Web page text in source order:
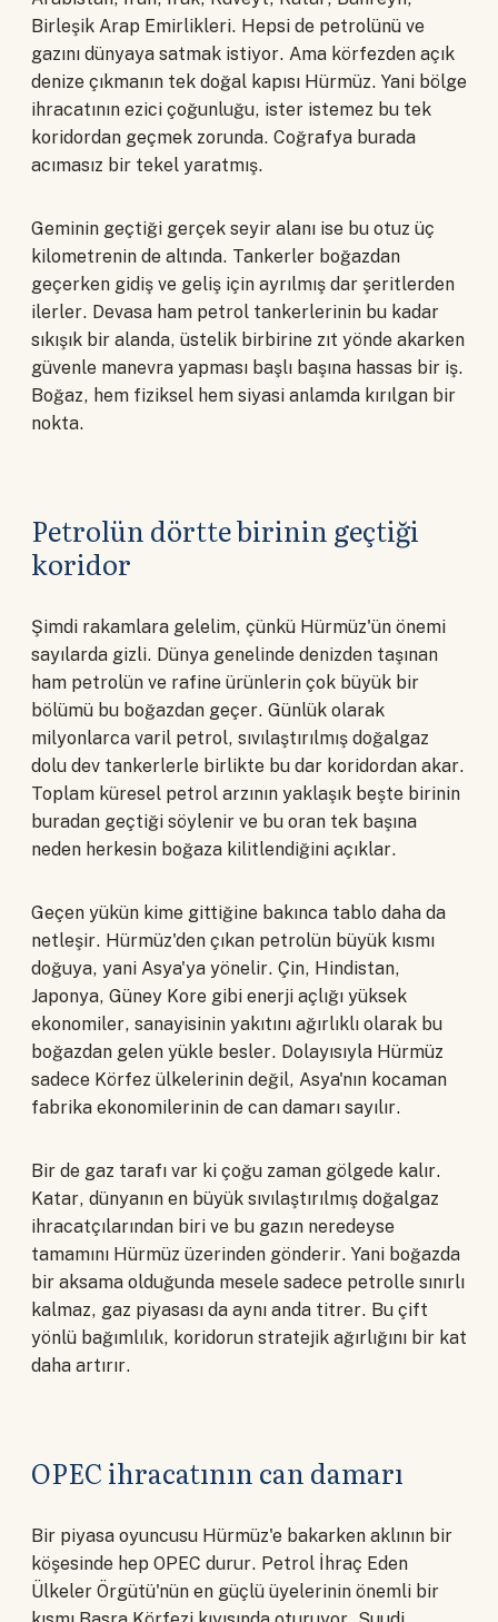
Birleşik Arap Emirlikleri. Hepsi de petrolünü ve
gazını dünyaya satmak istiyor. Ama körfezden açık
denize çıkmanın tek doğal kapısı Hürmüz. Yani bölge
ihracatının ezici çoğunluğu, ister istemez bu tek
koridordan geçmek zorunda. Coğrafya burada
acımasız bir tekel yaratmış.
Geminin geçtiği gerçek seyir alanı ise bu otuz üç
kilometrenin de altında. Tankerler boğazdan
geçerken gidiş ve geliş için ayrılmış dar şeritlerden
ilerler. Devasa ham petrol tankerlerinin bu kadar
sıkışık bir alanda, üstelik birbirine zıt yönde akarken
güvenle manevra yapması başlı başına hassas bir iş.
Boğaz, hem fiziksel hem siyasi anlamda kırılgan bir
nokta.
Petrolün dörtte birinin geçtiği
koridor
Şimdi rakamlara gelelim, çünkü Hürmüz'ün önemi
sayılarda gizli. Dünya genelinde denizden taşınan
ham petrolün ve rafine ürünlerin çok büyük bir
bölümü bu boğazdan geçer. Günlük olarak
milyonlarca varil petrol, sıvılaştırılmış doğalgaz
dolu dev tankerlerle birlikte bu dar koridordan akar.
Toplam küresel petrol arzının yaklaşık beşte birinin
buradan geçtiği söylenir ve bu oran tek başına
neden herkesin boğaza kilitlendiğini açıklar.
Geçen yükün kime gittiğine bakınca tablo daha da
netleşir. Hürmüz'den çıkan petrolün büyük kısmı
doğuya, yani Asya'ya yönelir. Çin, Hindistan,
Japonya, Güney Kore gibi enerji açlığı yüksek
ekonomiler, sanayisinin yakıtını ağırlıklı olarak bu
boğazdan gelen yükle besler. Dolayısıyla Hürmüz
sadece Körfez ülkelerinin değil, Asya'nın kocaman
fabrika ekonomilerinin de can damarı sayılır.
Bir de gaz tarafı var ki çoğu zaman gölgede kalır.
Katar, dünyanın en büyük sıvılaştırılmış doğalgaz
ihracatçılarından biri ve bu gazın neredeyse
tamamını Hürmüz üzerinden gönderir. Yani boğazda
bir aksama olduğunda mesele sadece petrolle sınırlı
kalmaz, gaz piyasası da aynı anda titrer. Bu çift
yönlü bağımlılık, koridorun stratejik ağırlığını bir kat
daha artırır.
OPEC ihracatının can damarı
Bir piyasa oyuncusu Hürmüz'e bakarken aklının bir
köşesinde hep OPEC durur. Petrol İhraç Eden
Ülkeler Örgütü'nün en güçlü üyelerinin önemli bir